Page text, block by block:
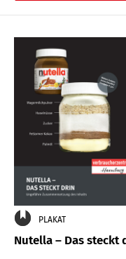
PLAKAT
Nutella – Das steckt